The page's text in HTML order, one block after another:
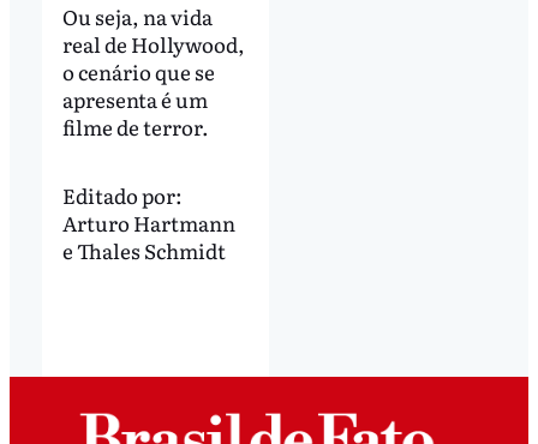
Ou seja, na vida
real de Hollywood,
o cenário que se
apresenta é um
filme de terror.
Editado por:
Arturo Hartmann
eThales Schmidt